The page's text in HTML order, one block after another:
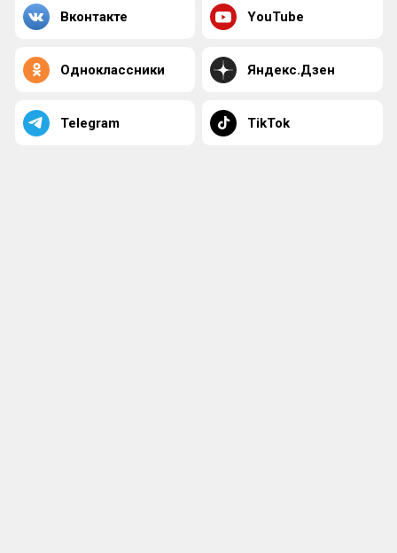
Вконтакте YouTube
Одноклассники Яндекс.Дзен
Telegram TikTok